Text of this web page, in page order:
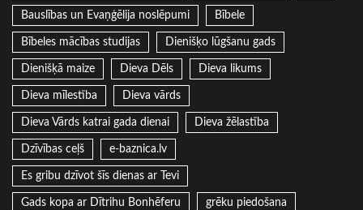
Bauslības un Evaņģēlija noslēpumi Bībele
Bībeles mācības studijas Dienišķo lūgšanu gads
Dienišķā maize Dieva Dēls Dieva likums
Dieva mīlestība Dieva vārds
Dieva Vārds katrai gada dienai Dieva žēlastība
Dzīvības ceļš e-baznica.lv
Es gribu dzīvot šīs dienas ar Tevi
Gads kopa ar Dītrihu Bonhēferu grēku piedošana